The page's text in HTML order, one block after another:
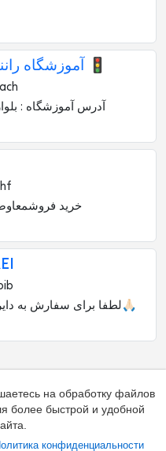
🚦آموزشگاه رانندگی فداچ 🚦
🚩 آدرس آموزشگاه :
خرید
🔗لطفا براى سفارش به دايركت پيام بديد🙏🏻
на обработку файлов
более быстрой и удобной
конфиденциальности